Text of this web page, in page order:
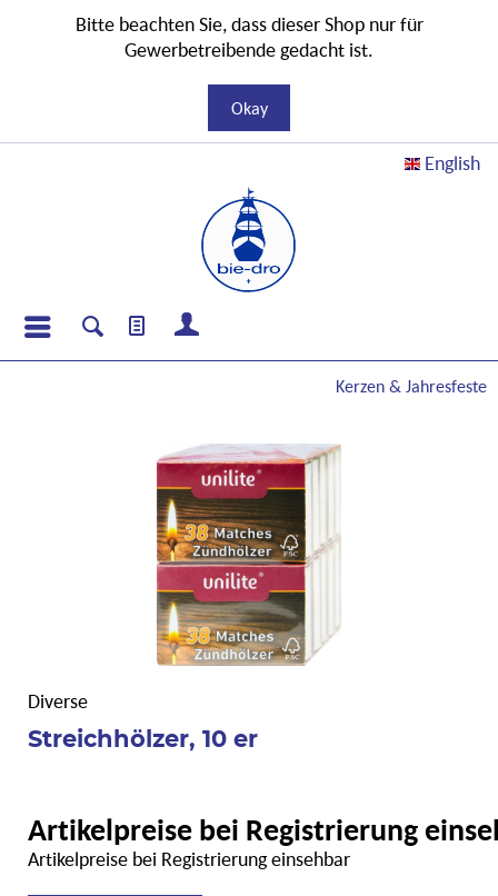
English
Kerzen & Jahresfeste
Diverse
Streichhölzer, 10 er
Artikelpreise bei Registrierung
Artikelpreise bei Registrierung einsehbar
Bitte beachten Sie, dass dieser Shop nur für
Gewerbetreibende gedacht ist.
Okay